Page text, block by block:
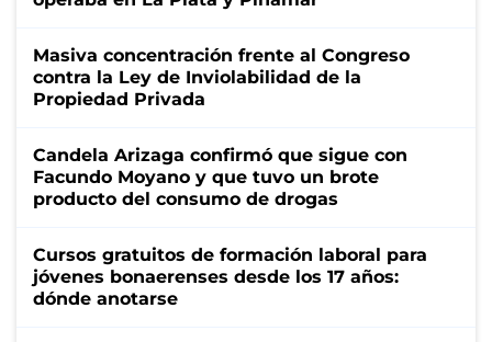
Masiva concentración frente al Congreso
contra la Ley de Inviolabilidad de la
Propiedad Privada
Candela Arizaga confirmó que sigue con
Facundo Moyano y que tuvo un brote
producto del consumo de drogas
Cursos gratuitos de formación laboral para
jóvenes bonaerenses desde los 17 años:
dónde anotarse